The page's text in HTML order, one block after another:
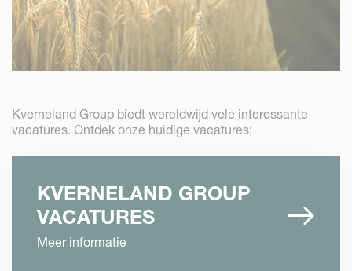
Kverneland Group biedt wereldwijd vele interessante
vacatures. Ontdek onze huidige vacatures;
KVERNELAND GROUP
VACATURES
Meer informatie